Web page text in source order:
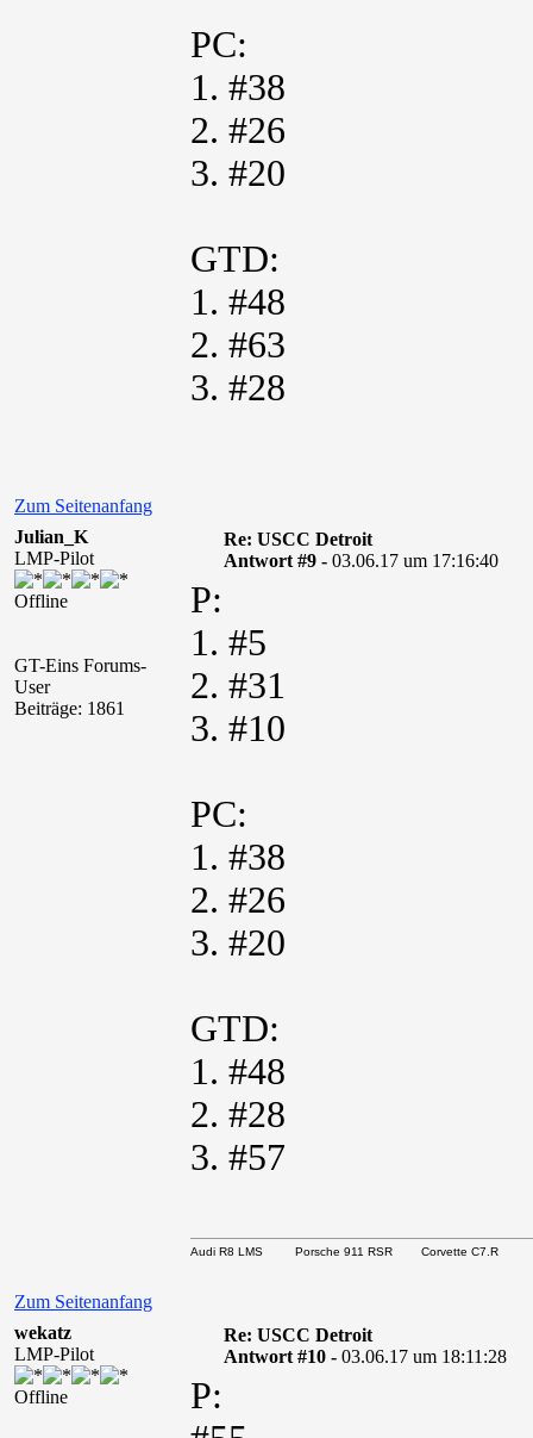
PC:
1. #38
2. #26
3. #20
GTD:
1. #48
2. #63
3. #28
Zum Seitenanfang
Julian_K
LMP-Pilot
Offline
GT-Eins Forums-
User
Beiträge: 1861
Re: USCC Detroit
Antwort #9 - 03.06.17 um 17:16:40
P:
1. #5
2. #31
3. #10
PC:
1. #38
2. #26
3. #20
GTD:
1. #48
2. #28
3. #57
Zum Seitenanfang
Audi R8 LMS Porsche 911 RSR Corvette C7.R
wekatz
LMP-Pilot
Offline
Re: USCC Detroit
Antwort #10 - 03.06.17 um 18:11:28
P: